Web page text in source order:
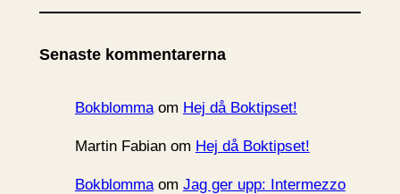
k
v
Senaste kommentarerna
Bokblommaom Hej då Boktipset!
Martin Fabianom Hej då Boktipset!
Bokblommaom Jag ger upp: Intermezzo